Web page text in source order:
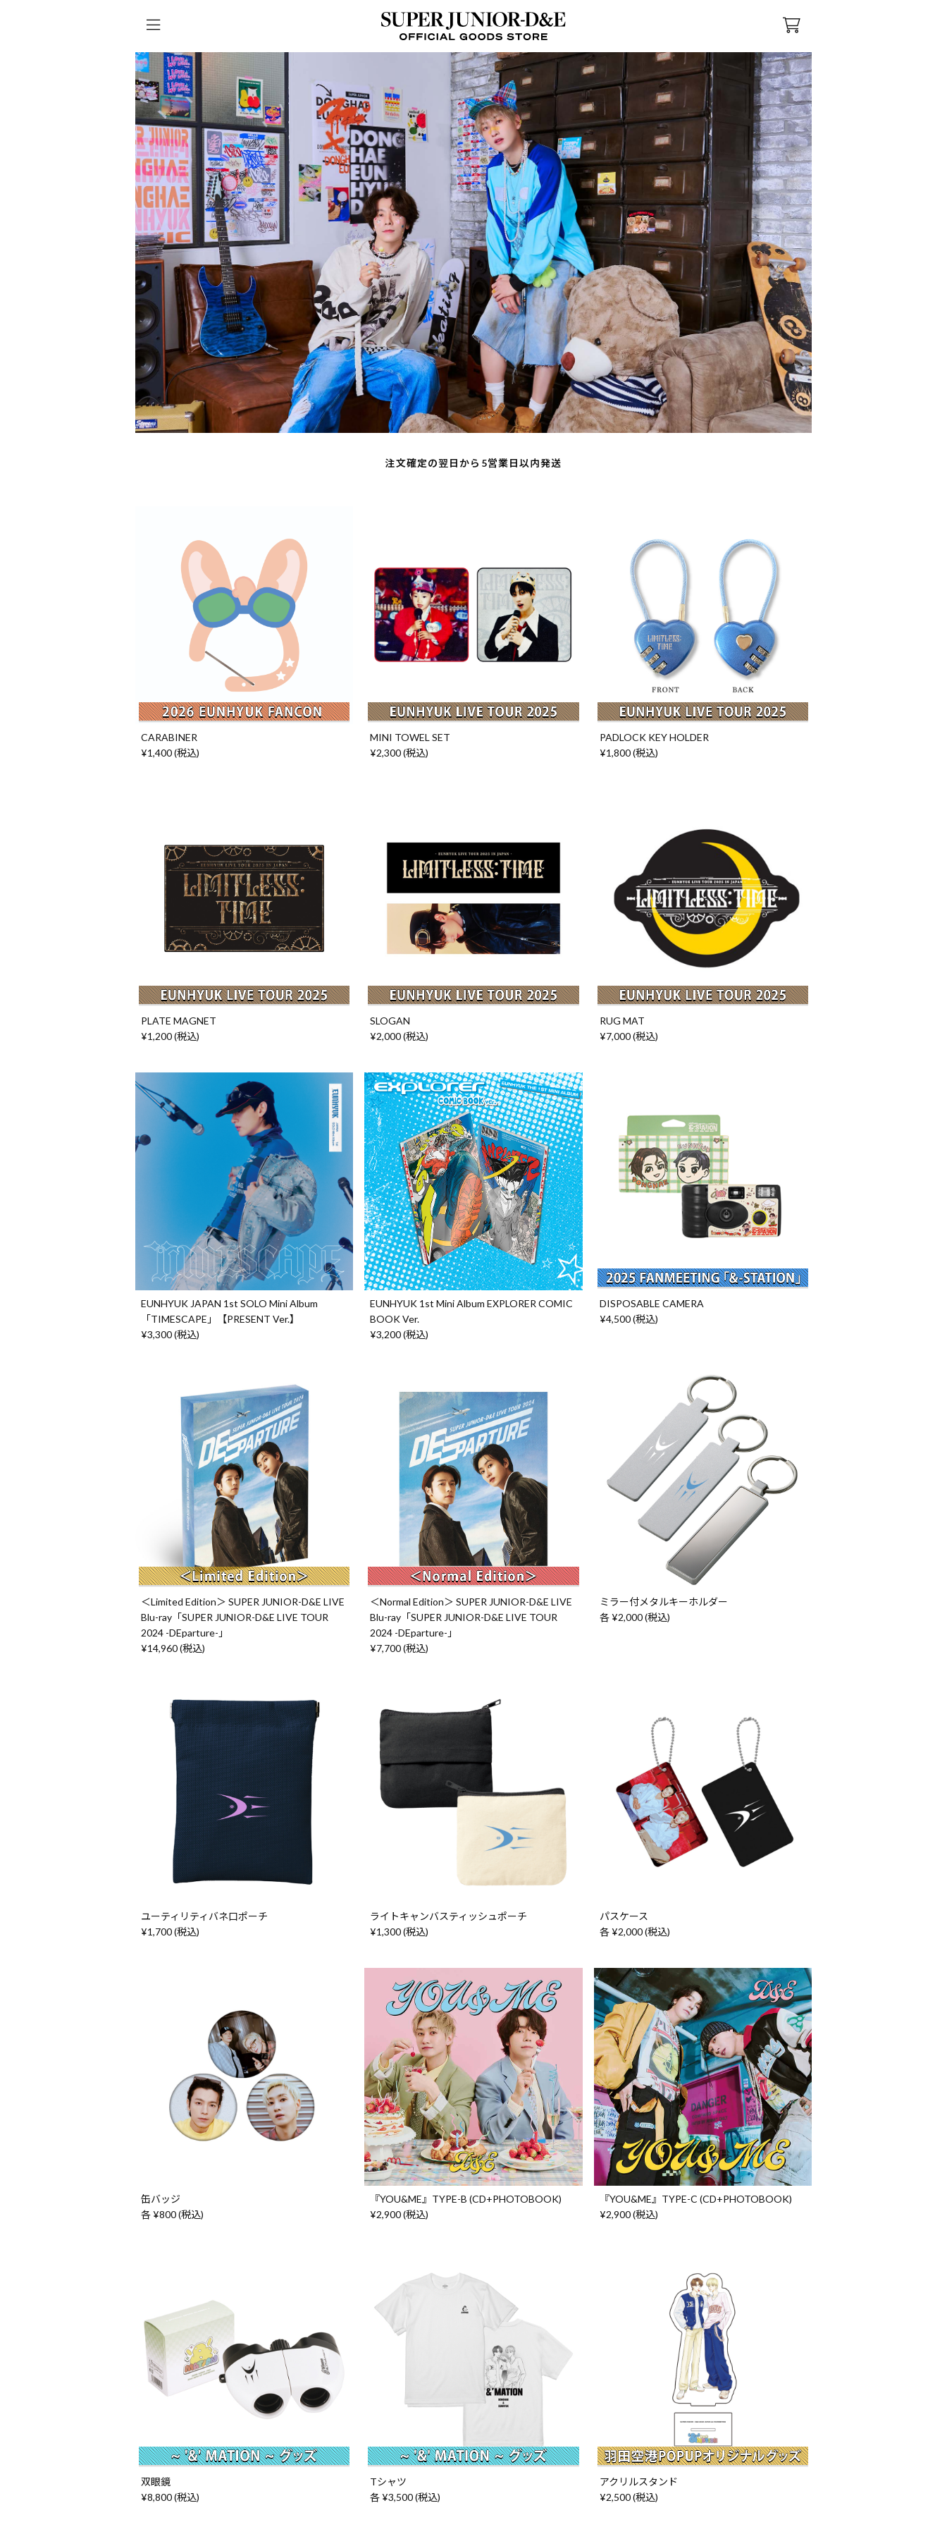
注文確定の翌日から5営業日以内発送
CARABINER
¥1,400 (税込)
MINI TOWEL SET
¥2,300 (税込)
PADLOCK KEY HOLDER
¥1,800 (税込)
PLATE MAGNET
¥1,200 (税込)
SLOGAN
¥2,000 (税込)
RUG MAT
¥7,000 (税込)
EUNHYUK JAPAN 1st SOLO Mini Album
「TIMESCAPE」【PRESENT Ver.】
¥3,300 (税込)
EUNHYUK 1st Mini Album EXPLORER COMIC
BOOK Ver.
¥3,200 (税込)
DISPOSABLE CAMERA
¥4,500 (税込)
＜Limited Edition＞ SUPER JUNIOR-D&E LIVE
Blu-ray「SUPER JUNIOR-D&E LIVE TOUR
2024 -DEparture-」
¥14,960 (税込)
＜Normal Edition＞ SUPER JUNIOR-D&E LIVE
Blu-ray「SUPER JUNIOR-D&E LIVE TOUR
2024 -DEparture-」
¥7,700 (税込)
ミラー付メタルキーホルダー
各 ¥2,000 (税込)
ユーティリティバネ口ポーチ
¥1,700 (税込)
ライトキャンバスティッシュポーチ
¥1,300 (税込)
パスケース
各 ¥2,000 (税込)
缶バッジ
各 ¥800 (税込)
『YOU&ME』TYPE-B (CD+PHOTOBOOK)
¥2,900 (税込)
『YOU&ME』TYPE-C (CD+PHOTOBOOK)
¥2,900 (税込)
双眼鏡
¥8,800 (税込)
Tシャツ
各 ¥3,500 (税込)
アクリルスタンド
¥2,500 (税込)